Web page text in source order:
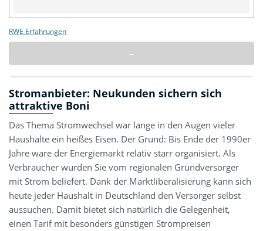
RWE Erfahrungen
–
Stromanbieter: Neukunden sichern sich
attraktive Boni
Das Thema Stromwechsel war lange in den Augen vieler
Haushalte ein heißes Eisen. Der Grund: Bis Ende der 1990er
Jahre ware der Energiemarkt relativ starr organisiert. Als
Verbraucher wurden Sie vom regionalen Grundversorger
mit Strom beliefert. Dank der Marktliberalisierung kann sich
heute jeder Haushalt in Deutschland den Versorger selbst
aussuchen. Damit bietet sich natürlich die Gelegenheit,
einen Tarif mit besonders günstigen Strompreisen